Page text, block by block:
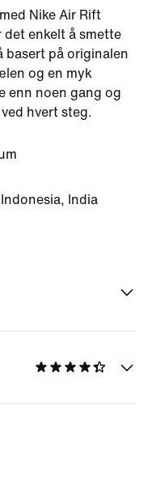
Nike Air Rift
enkelt å smette
basert på originalen
og en myk
enn noen gang og
hvert steg.
India